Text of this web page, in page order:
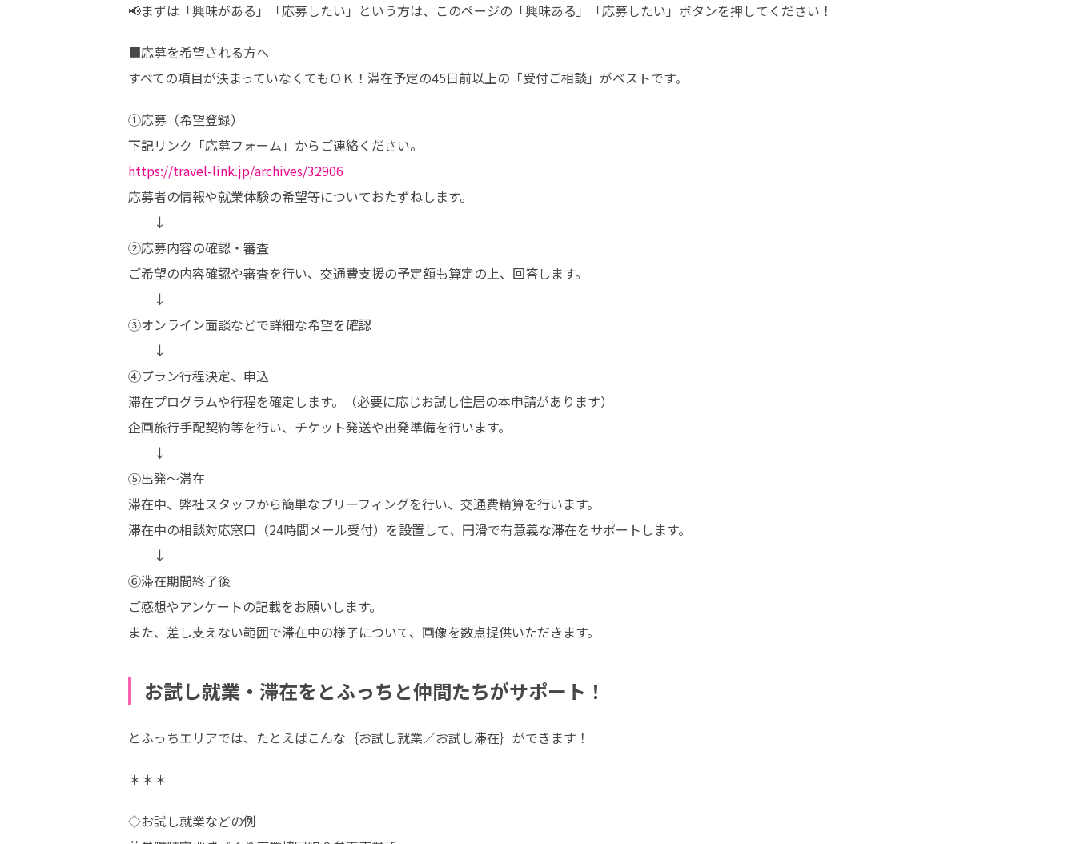
📢まずは「興味がある」「応募したい」という方は、このページの「興味ある」「応募したい」ボタンを押してください！
■応募を希望される方へ
すべての項目が決まっていなくてもＯＫ！滞在予定の45日前以上の「受付ご相談」がベストです。
①応募（希望登録）
https://travel-link.jp/archives/32906
応募者の情報や就業体験の希望等についておたずねします。
↓
②応募内容の確認・審査
ご希望の内容確認や審査を行い、交通費支援の予定額も算定の上、回答します。
↓
③オンライン面談などで詳細な希望を確認
↓
④プラン行程決定、申込
滞在プログラムや行程を確定します。（必要に応じお試し住居の本申請があります）
企画旅行手配契約等を行い、チケット発送や出発準備を行います。
↓
⑤出発～滞在
滞在中、弊社スタッフから簡単なブリーフィングを行い、交通費精算を行います。
滞在中の相談対応窓口（24時間メール受付）を設置して、円滑で有意義な滞在をサポートします。
↓
⑥滞在期間終了後
ご感想やアンケートの記載をお願いします。
また、差し支えない範囲で滞在中の様子について、画像を数点提供いただきます。
お試し就業・滞在をとふっちと仲間たちがサポート！
とふっちエリアでは、たとえばこんな｛お試し就業／お試し滞在｝ができます！
＊＊＊
◇お試し就業などの例